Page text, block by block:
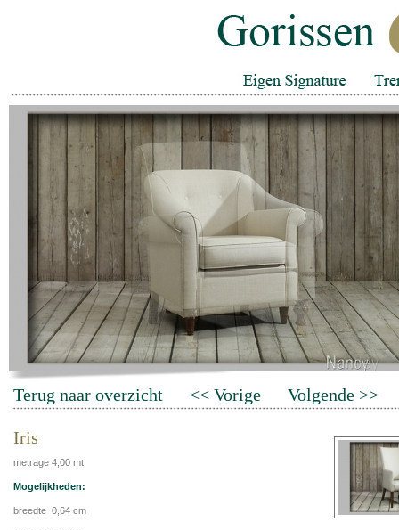
Terug naar overzicht << Vorige Volgende >>
Iris
metrage 4,00 mt
Mogelijkheden:
breedte 0,64 cm